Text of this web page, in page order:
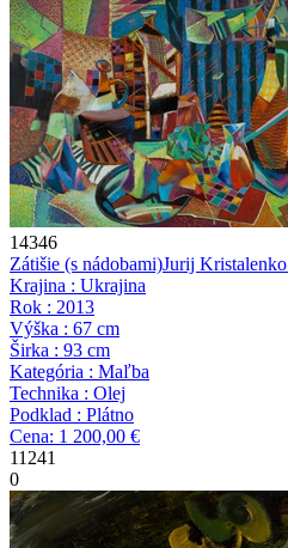
14346
Zátišie (s nádobami)Jurij Kristalenko
Krajina : Ukrajina
Rok : 2013
Výška : 67 cm
Širka : 93 cm
Kategória : Maľba
Technika : Olej
Podklad : Plátno
Cena: 1 200,00 €
11241
0